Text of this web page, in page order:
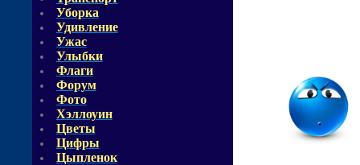
Уборка
Удивление
Ужас
Улыбки
Флаги
Форум
Фото
Хэллоуин
Цветы
Цифры
Цыпленок